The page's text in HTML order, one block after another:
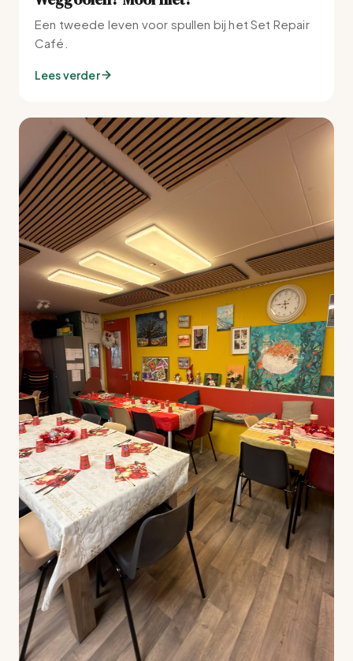
Een tweede leven voor spullen bij het Set Repair
Café.
Lees verder